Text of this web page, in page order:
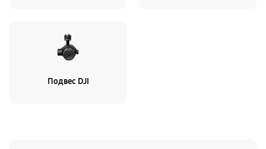
Подвес DJI